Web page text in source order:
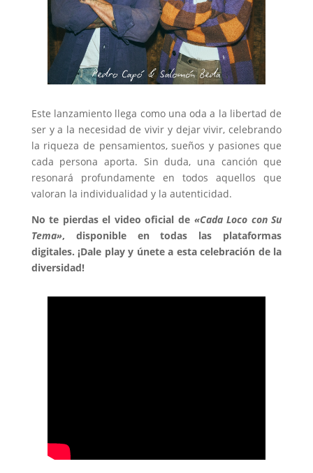
Este lanzamiento llega como una oda a la libertad de
ser y a la necesidad de vivir y dejar vivir, celebrando
la riqueza de pensamientos, sueños y pasiones que
cada persona aporta. Sin duda, una canción que
resonará profundamente en todos aquellos que
valoran la individualidad y la autenticidad.
No te pierdas el video oficial de «Cada Loco con Su
Tema», disponible en todas las plataformas
digitales. ¡Dale play y únete a esta celebración de la
diversidad!